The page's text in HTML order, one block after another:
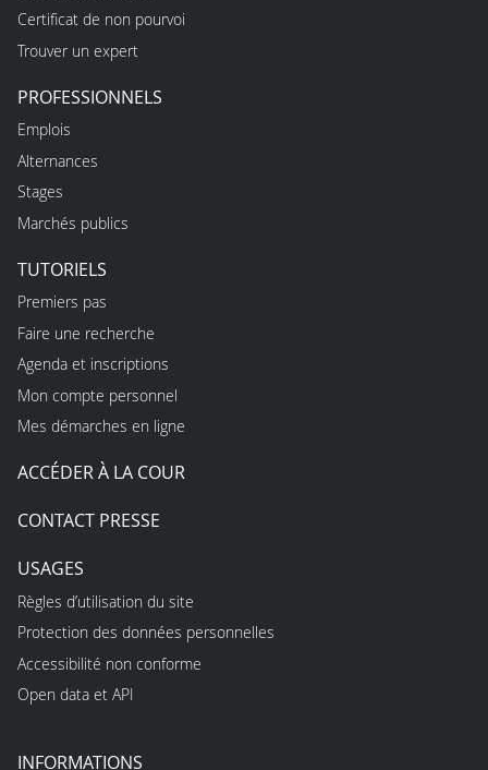
Certificat de non pourvoi
Trouver un expert
PROFESSIONNELS
Emplois
Alternances
Stages
Marchés publics
TUTORIELS
Premiers pas
Faire une recherche
Agenda et inscriptions
Mon compte personnel
Mes démarches en ligne
ACCÉDER À LA COUR
CONTACT PRESSE
USAGES
Règles d’utilisation du site
Protection des données personnelles
Accessibilité non conforme
Open data et API
INFORMATIONS